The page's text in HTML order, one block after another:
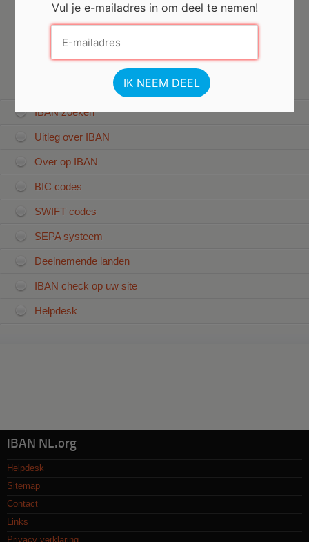
IBAN informatie
IBAN zoeken
Uitleg over IBAN
Over op IBAN
BIC codes
SWIFT codes
SEPA systeem
Deelnemende landen
IBAN check op uw site
Helpdesk
IBAN NL.org
Helpdesk
Sitemap
Contact
Links
Privacy verklaring
Vul je e-mailadres in om deel te nemen!